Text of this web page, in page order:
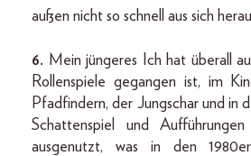
außen nicht so schnell aus sich
6. Mein jüngeres Ich hat überall
Rollenspiele gegangen ist, im
Pfadfindern, der Jungschar und in
Schattenspiel und
ausgenutzt, was in den